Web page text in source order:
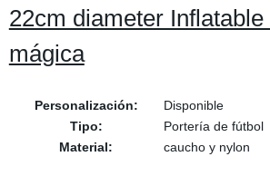
22cm diameter
mágica
Personalización:
Disponible
Tipo:
Portería de fútbol
Material:
caucho y nylon